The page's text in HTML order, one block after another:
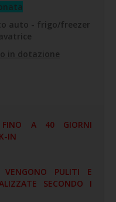
auto - frigo/freezer
in dotazione
FINO A 40 GIORNI
IN
PULITI E
SECONDO I